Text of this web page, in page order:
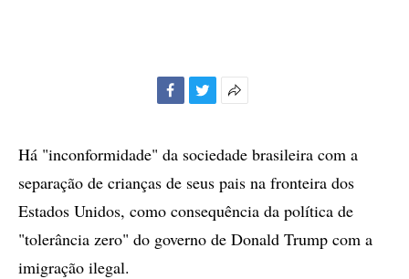
compartilhamento
Há "inconformidade" da sociedade brasileira com a
separação de crianças de seus pais na fronteira dos
Estados Unidos, como consequência da política de
"tolerância zero" do governo de Donald Trump com a
imigração ilegal.